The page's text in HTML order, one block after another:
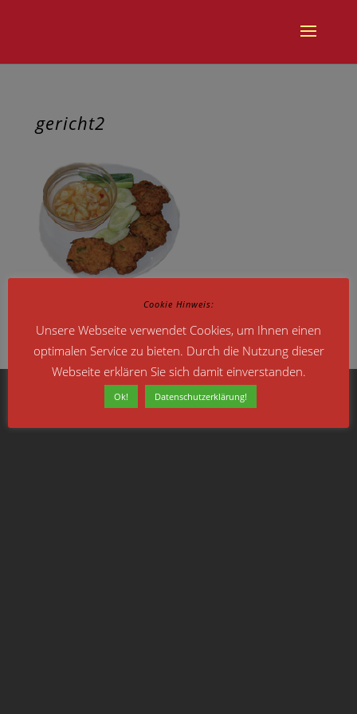
gericht2
Cookie Hinweis:
Unsere Webseite verwendet Cookies, um Ihnen einen
optimalen Service zu bieten. Durch die Nutzung dieser
Webseite erklären Sie sich damit einverstanden.
Ok! Datenschutzerklärung!